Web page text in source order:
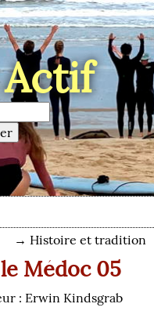
→ Histoire et tradition
Médoc 05
: Erwin Kindsgrab